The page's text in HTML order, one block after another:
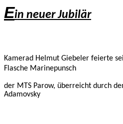
Ein neuer Jubilär
Kamerad Helmut Giebeler feierte
Flasche Marinepunsch
der MTS Parow, überreicht durch
Adamovsky